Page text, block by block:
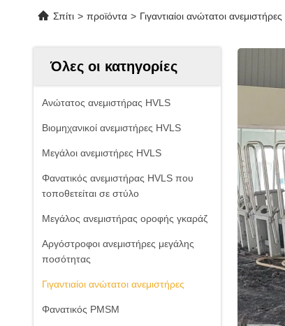
Σπίτι > προϊόντα > Γιγαντιαίοι ανώτατοι ανεμιστήρες
Όλες οι κατηγορίες
Ανώτατος ανεμιστήρας HVLS
Βιομηχανικοί ανεμιστήρες HVLS
Μεγάλοι ανεμιστήρες HVLS
Φανατικός ανεμιστήρας HVLS που
τοποθετείται σε στύλο
Μεγάλος ανεμιστήρας οροφής γκαράζ
Αργόστροφοι ανεμιστήρες μεγάλης
ποσότητας
Γιγαντιαίοι ανώτατοι ανεμιστήρες
Φανατικός PMSM